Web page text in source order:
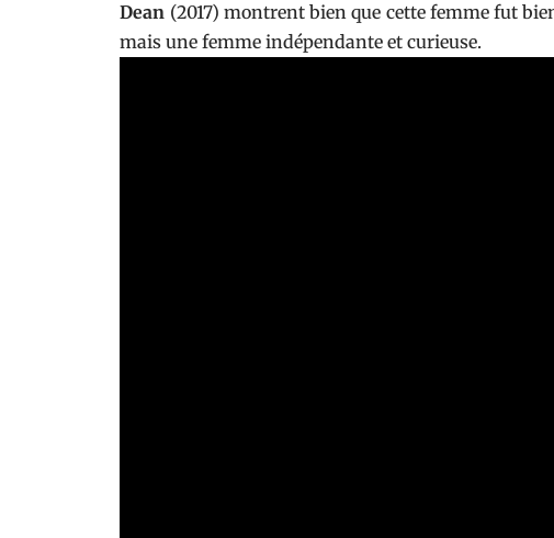
Dean (2017) montrent bien que cette femme fut
mais une femme indépendante et curieuse.